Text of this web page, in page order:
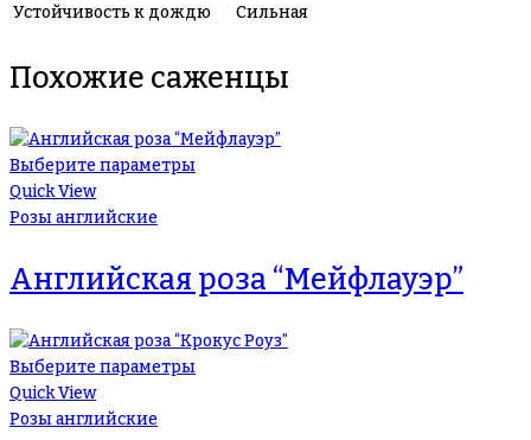
Устойчивость к дождю
Сильная
Похожие саженцы
Выберите параметры
Quick View
Розы английские
Английская роза “Мейфлауэр”
Выберите параметры
Quick View
Розы английские